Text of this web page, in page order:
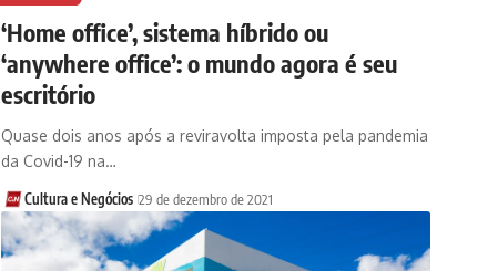
‘Home office’, sistema híbrido ou
‘anywhere office’: o mundo agora é seu
escritório
Quase dois anos após a reviravolta imposta pela pandemia
da Covid-19 na…
Cultura e Negócios 29 de dezembro de 2021